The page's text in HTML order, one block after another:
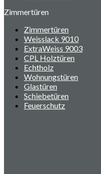
Zimmertüren
Zimmertüren
Weisslack 9010
ExtraWeiss 9003
CPL Holztüren
Echtholz
Wohnungstüren
Glastüren
Schiebetüren
Feuerschutz